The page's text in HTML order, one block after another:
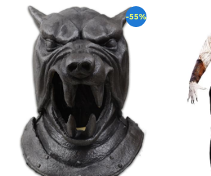
-55%